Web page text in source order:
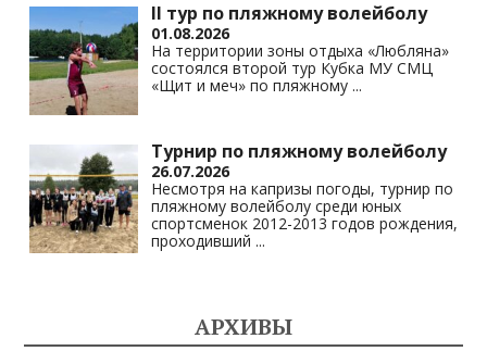
II тур по пляжному волейболу
01.08.2026
На территории зоны отдыха «Любляна»
состоялся второй тур Кубка МУ СМЦ
«Щит и меч» по пляжному ...
Турнир по пляжному волейболу
26.07.2026
Несмотря на капризы погоды, турнир по
пляжному волейболу среди юных
спортсменок 2012-2013 годов рождения,
проходивший ...
АРХИВЫ